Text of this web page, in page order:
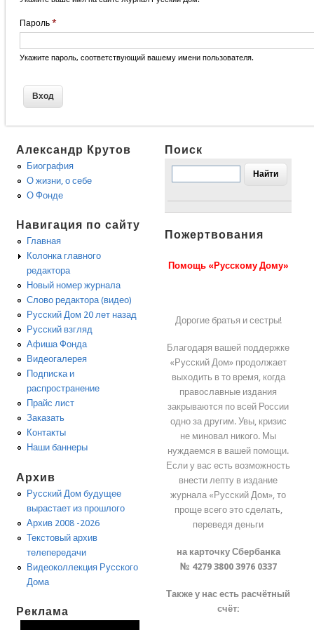
Пароль *
Укажите пароль, соответствующий вашему имени пользователя.
Александр Крутов
Биография
О жизни, о себе
О Фонде
Навигация по сайту
Главная
Колонка главного
редактора
Новый номер журнала
Слово редактора (видео)
Русский Дом 20 лет назад
Русский взгляд
Афиша Фонда
Видеогалерея
Подписка и
распространение
Прайс лист
Заказать
Контакты
Наши баннеры
Архив
Русский Дом будущее
вырастает из прошлого
Архив 2008 -2026
Текстовый архив
телепередачи
Видеоколлекция Русского
Дома
Реклама
Поиск
Пожертвования
Помощь «Русскому Дому»
Дорогие братья и сестры!
Благодаря вашей поддержке
«Русский Дом» продолжает
выходить в то время, когда
православные издания
закрываются по всей России
одно за другим. Увы, кризис
не миновал никого. Мы
нуждаемся в вашей помощи.
Если у вас есть возможность
внести лепту в издание
журнала «Русский Дом», то
проще всего это сделать,
переведя деньги
на карточку Сбербанка
№ 4279 3800 3976 0337
Также у нас есть расчётный
счёт: